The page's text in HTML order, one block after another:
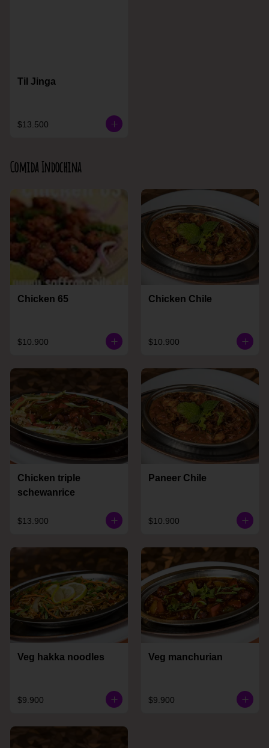
Til Jinga
$13.500
Comida Indochina
Chicken 65
$10.900
Chicken Chile
$10.900
Chicken triple
schewanrice
$13.900
Paneer Chile
$10.900
Veg hakka noodles
$9.900
Veg manchurian
$9.900